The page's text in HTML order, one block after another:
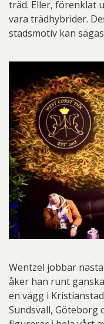
träd. Eller, förenklat
vara trädhybrider.
stadsmotiv kan
Wentzel jobbar
åker han runt
en vägg i
Sundsvall, Göteborg